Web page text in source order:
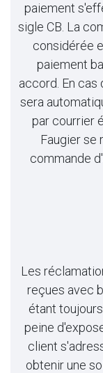
paiement
sigle CB. La
considérée
paiement
accord. En cas
sera
par courrier
Faugier se
commande
Les
reçues avec
étant
peine
client
obtenir une